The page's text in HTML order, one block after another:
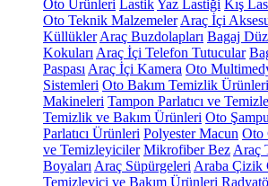
Oto Ürünleri LastikYaz Lastiği Kış
Oto Teknik Malzemeler Araç İçi
Küllükler Araç Buzdolapları Bagaj
Kokuları Araç İçi Telefon Tutucular
Paspası Araç İçi Kamera Oto
Sistemleri Oto Bakım Temizlik Ürünleri
Makineleri Tampon Parlatıcı ve
Temizlik ve Bakım Ürünleri Oto
Parlatıcı Ürünleri Polyester Macun Oto
ve Temizleyiciler Mikrofiber Bez Araç
Boyaları Araç Süpürgeleri Araba Çizik
Temizleyici ve Bakım Ürünleri